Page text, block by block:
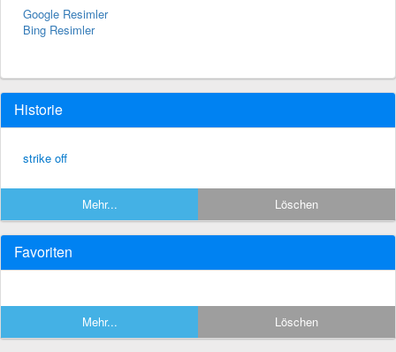
Google Resimler
Bing Resimler
Historie
strike off
Mehr... Löschen
Favoriten
Mehr... Löschen